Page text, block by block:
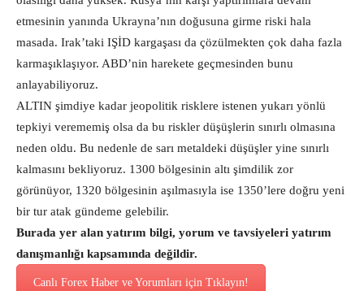
etmesinin yanında Ukrayna’nın doğusuna girme riski hala
masada. Irak’taki IŞİD kargaşası da çözülmekten çok daha fazla
karmaşıklaşıyor. ABD’nin harekete geçmesinden bunu
anlayabiliyoruz.
ALTIN şimdiye kadar jeopolitik risklere istenen yukarı yönlü
tepkiyi verememiş olsa da bu riskler düşüşlerin sınırlı olmasına
neden oldu. Bu nedenle de sarı metaldeki düşüşler yine sınırlı
kalmasını bekliyoruz. 1300 bölgesinin altı şimdilik zor
görünüyor, 1320 bölgesinin aşılmasıyla ise 1350’lere doğru yeni
bir tur atak gündeme gelebilir.
Burada yer alan yatırım bilgi, yorum ve tavsiyeleri yatırım
danışmanlığı kapsamında değildir.
Canlı Forex Haber ve Yorumları için Tıklayın!